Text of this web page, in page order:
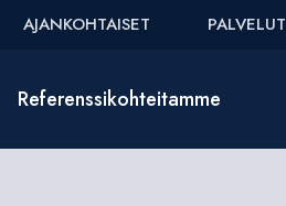
AJANKOHTAISET PALVELUT
Referenssikohteitamme